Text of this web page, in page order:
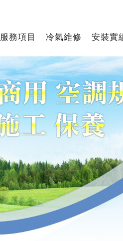
服務項目 冷氣維修 安裝實